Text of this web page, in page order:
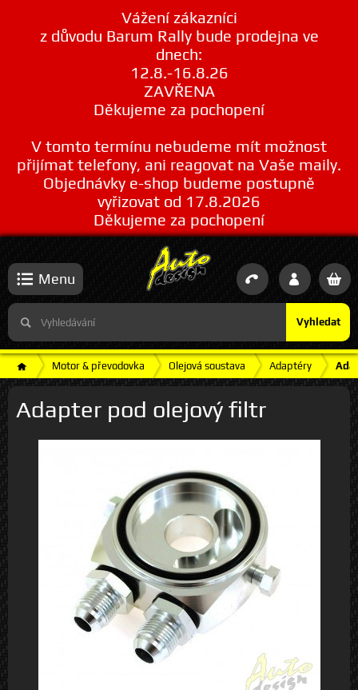
Vážení zákazníci
z důvodu Barum Rally bude prodejna ve
dnech:
12.8.-16.8.26
ZAVŘENA
Děkujeme za pochopení
V tomto termínu nebudeme mít možnost
přijímat telefony, ani reagovat na Vaše maily.
Objednávky e-shop budeme postupně
vyřizovat od 17.8.2026
Děkujeme za pochopení
Vyhledat
Menu
Motor & převodovka Olejová soustava Adaptéry
Adapter pod olejový filtr